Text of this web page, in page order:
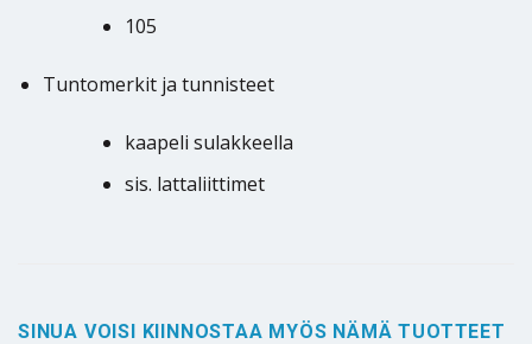
105
Tuntomerkit ja tunnisteet
kaapeli sulakkeella
sis. lattaliittimet
SINUA VOISI KIINNOSTAA MYÖS NÄMÄ TUOTTEET